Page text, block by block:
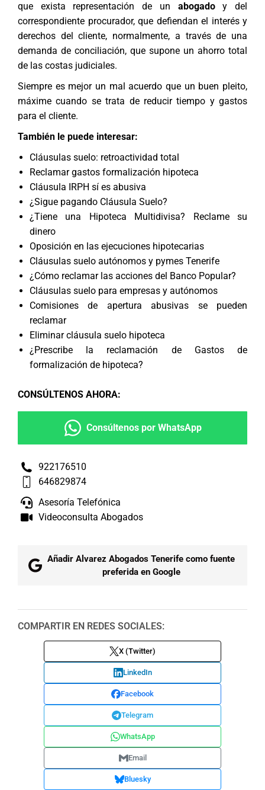
que exista representación de un abogadoy del
correspondiente procurador, que defiendan el interés y
derechos del cliente, normalmente, a través de una
demanda de conciliación, que supone un ahorro total
de las costas judiciales.
Siempre es mejor un mal acuerdo que un buen pleito,
máxime cuando se trata de reducir tiempo y gastos
para el cliente.
También le puede interesar:
Cláusulas suelo: retroactividad total
Reclamar gastos formalización hipoteca
Cláusula IRPH sí es abusiva
¿Sigue pagando Cláusula Suelo?
¿Tiene una Hipoteca Multidivisa? Reclame su
dinero
Oposición en las ejecuciones hipotecarias
Cláusulas suelo autónomos y pymes Tenerife
¿Cómo reclamar las acciones del Banco Popular?
Cláusulas suelo para empresas y autónomos
Comisiones de apertura abusivas se pueden
reclamar
Eliminar cláusula suelo hipoteca
¿Prescribe la reclamación de Gastos de
formalización de hipoteca?
CONSÚLTENOS AHORA:
Consúltenos por WhatsApp
922176510
646829874
Asesoría Telefónica
Videoconsulta Abogados
Añadir Alvarez Abogados Tenerife como fuente
preferida en Google
COMPARTIR EN REDES SOCIALES:
X (Twitter)
LinkedIn
Facebook
Telegram
WhatsApp
Email
Bluesky